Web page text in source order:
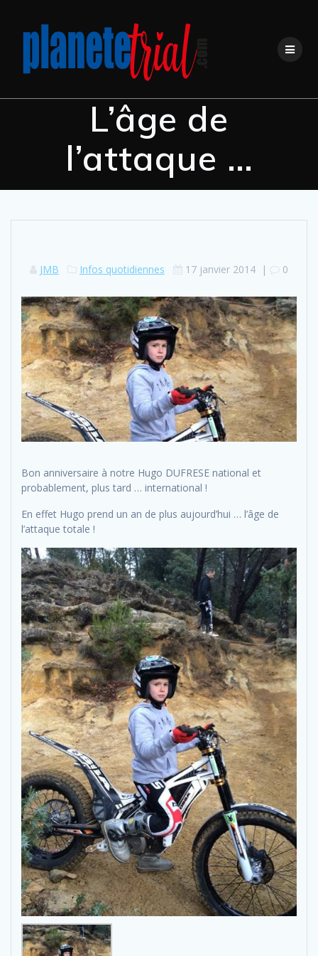
content
L’âge de
l’attaque …
JMB Infos quotidiennes 17 janvier 2014 | 0
Bon anniversaire à notre Hugo DUFRESE national et
probablement, plus tard … international !
En effet Hugo prend un an de plus aujourd’hui … l’âge de
l’attaque totale !